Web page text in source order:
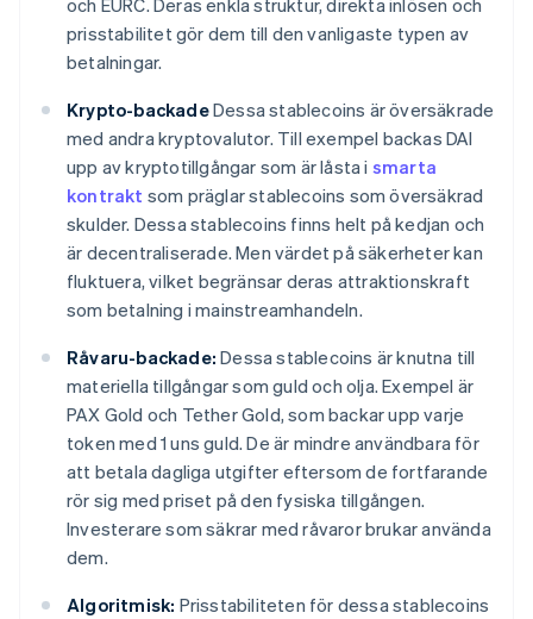
och EURC. Deras enkla struktur, direkta inlösen och
prisstabilitet gör dem till den vanligaste typen av
betalningar.
Krypto-backadeDessa stablecoins är översäkrade
med andra kryptovalutor. Till exempel backas DAI
upp av kryptotillgångar som är låsta i smarta
kontrakt som präglar stablecoins som översäkrad
skulder. Dessa stablecoins finns helt på kedjan och
är decentraliserade. Men värdet på säkerheter kan
fluktuera, vilket begränsar deras attraktionskraft
som betalning i mainstreamhandeln.
Råvaru-backade: Dessa stablecoins är knutna till
materiella tillgångar som guld och olja. Exempel är
PAX Gold och Tether Gold, som backar upp varje
token med 1 uns guld. De är mindre användbara för
att betala dagliga utgifter eftersom de fortfarande
rör sig med priset på den fysiska tillgången.
Investerare som säkrar med råvaror brukar använda
dem.
Algoritmisk: Prisstabiliteten för dessa stablecoins